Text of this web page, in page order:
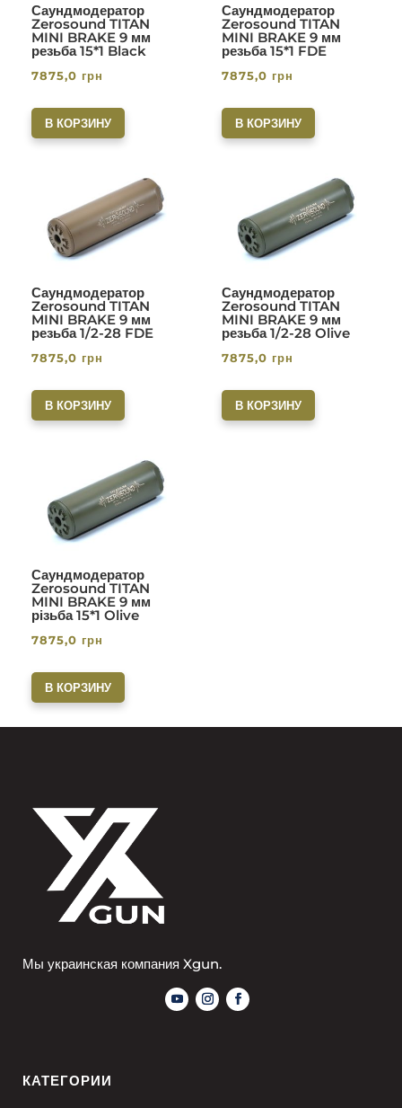
Саундмодератор
Zerosound TITAN
MINI BRAKE 9 мм
резьба 15*1 Black
7875,0 грн
В КОРЗИНУ
Саундмодератор
Zerosound TITAN
MINI BRAKE 9 мм
резьба 15*1 FDE
7875,0 грн
В КОРЗИНУ
Саундмодератор
Zerosound TITAN
MINI BRAKE 9 мм
резьба 1/2-28 FDE
7875,0 грн
В КОРЗИНУ
Саундмодератор
Zerosound TITAN
MINI BRAKE 9 мм
резьба 1/2-28 Olive
7875,0 грн
В КОРЗИНУ
Саундмодератор
Zerosound TITAN
MINI BRAKE 9 мм
різьба 15*1 Olive
7875,0 грн
В КОРЗИНУ
Мы украинская компания Xgun.
КАТЕГОРИИ